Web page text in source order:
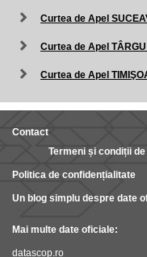
Curtea de Apel
Curtea de Apel
Curtea de Apel
Contact
Termeni și condiții
Politica de confidențialitate
Un blog simplu despre date
Mai multe date oficiale:
datascop.ro